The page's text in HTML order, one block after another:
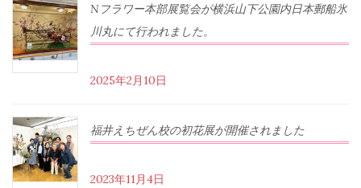
Nフラワー本部展覧会が横浜山下公園内日本郵船氷
川丸にて行われました。
2025年2月10日
福井えちぜん校の初花展が開催されました
2023年11月4日